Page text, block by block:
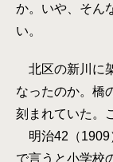
か。いや、そん
い。
北区の新川に
なったのか。橋
刻まれていた。
明治42（1909
で言うと小学校